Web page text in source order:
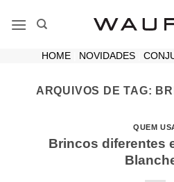
HOME| NOVIDADES|
ARQUIVOS DE TAG:
QUEM
Brincos diferentes